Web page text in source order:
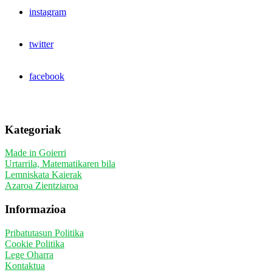
instagram
twitter
facebook
Kategoriak
Made in Goierri
Urtarrila, Matematikaren bila
Lemniskata Kaierak
Azaroa Zientziaroa
Informazioa
Pribatutasun Politika
Cookie Politika
Lege Oharra
Kontaktua